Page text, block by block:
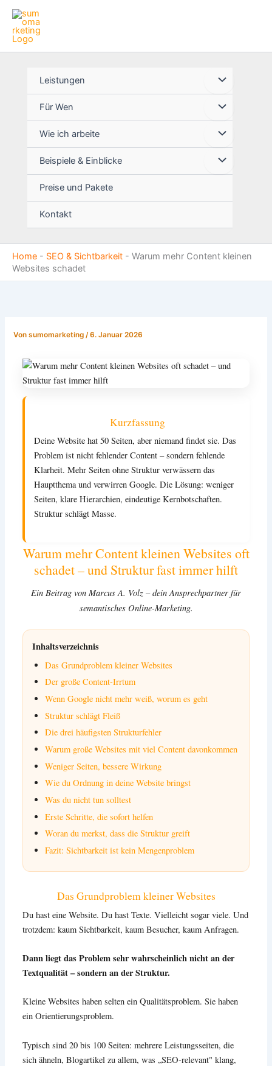
Zum
Inhalt
springen
Leistungen
Für Wen
Wie ich arbeite
Beispiele & Einblicke
Preise und Pakete
Kontakt
Home - SEO & Sichtbarkeit - Warum mehr Content kleinen
Websites schadet
Vonsumomarketing/6. Januar 2026
Kurzfassung
Deine Website hat 50 Seiten, aber niemand findet sie. Das
Problem ist nicht fehlender Content – sondern fehlende
Klarheit. Mehr Seiten ohne Struktur verwässern das
Hauptthema und verwirren Google. Die Lösung: weniger
Seiten, klare Hierarchien, eindeutige Kernbotschaften.
Struktur schlägt Masse.
Warum mehr Content kleinen Websites oft
schadet – und Struktur fast immer hilft
Ein Beitrag von Marcus A. Volz – dein Ansprechpartner für
semantisches Online-Marketing.
Inhaltsverzeichnis
Das Grundproblem kleiner Websites
Der große Content-Irrtum
Wenn Google nicht mehr weiß, worum es geht
Struktur schlägt Fleiß
Die drei häufigsten Strukturfehler
Warum große Websites mit viel Content davonkommen
Weniger Seiten, bessere Wirkung
Wie du Ordnung in deine Website bringst
Was du nicht tun solltest
Erste Schritte, die sofort helfen
Woran du merkst, dass die Struktur greift
Fazit: Sichtbarkeit ist kein Mengenproblem
Das Grundproblem kleiner Websites
Du hast eine Website. Du hast Texte. Vielleicht sogar viele. Und
trotzdem: kaum Sichtbarkeit, kaum Besucher, kaum Anfragen.
Dann liegt das Problem sehr wahrscheinlich nicht an der
Textqualität – sondern an der Struktur.
Kleine Websites haben selten ein Qualitätsproblem. Sie haben
ein Orientierungsproblem.
Typisch sind 20 bis 100 Seiten: mehrere Leistungsseiten, die
sich ähneln, Blogartikel zu allem, was „SEO-relevant" klang,